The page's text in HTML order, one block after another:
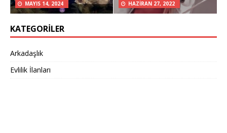
MAYIS 14, 2024 HAZIRAN 27, 2022
KATEGORILER
Arkadaşlık
Evlilik İlanları